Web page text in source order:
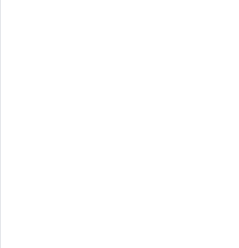
zurechtzufinden.